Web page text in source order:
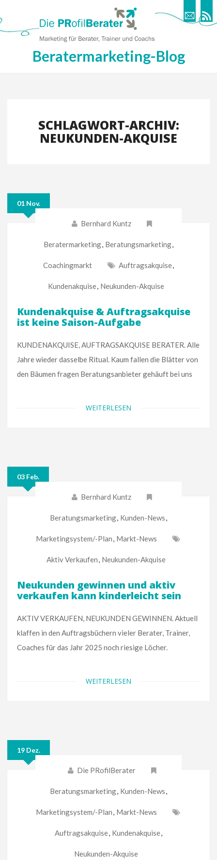
Beratermarketing-Blog
SCHLAGWORT-ARCHIV:
NEUKUNDEN-AKQUISE
01 Nov.
Bernhard Kuntz
Beratermarketing, Beratungsmarketing,
Coachingmarkt Auftragsakquise,
Kundenakquise, Neukunden-Akquise
Kundenakquise & Auftragsakquise
ist keine Saison-Aufgabe
KUNDENAKQUISE, AUFTRAGSAKQUISE BERATER. Alle
Jahre wieder dasselbe Ritual. Kaum fallen die Blätter von
den Bäumen fragen Beratungsanbieter gehäuft bei uns
WEITERLESEN
03 Feb.
Bernhard Kuntz
Beratungsmarketing, Kunden-News,
Marketingsystem/-Plan, Markt-News
Aktiv Verkaufen, Neukunden-Akquise
Neukunden gewinnen und aktiv
verkaufen kann kinderleicht sein
AKTIV VERKAUFEN, NEUKUNDEN GEWINNEN. Aktuell
klaffen in den Auftragsbüchern vieler Berater, Trainer,
Coaches für das Jahr 2025 noch riesige Löcher.
WEITERLESEN
19 Dez.
Die PRofilBerater
Beratungsmarketing, Kunden-News,
Marketingsystem/-Plan, Markt-News
Auftragsakquise, Kundenakquise,
Neukunden-Akquise